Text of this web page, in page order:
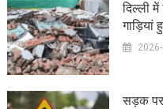
दिल्ली
गाड़ियां
सड़क